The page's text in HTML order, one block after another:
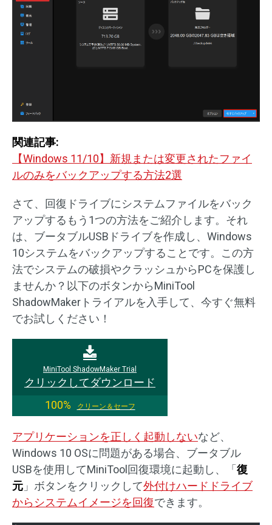
関連記事:
【Windows 11/10】新規または変更されたファイ
ルのみをバックアップする方法2選
さて、回復ドライブにシステムファイルをバック
アップするもう1つの方法をご紹介します。それ
は、ブータブルUSBドライブを作成し、Windows
10システムをバックアップすることです。この方
法でシステムの破損やクラッシュからPCを保護し
ませんか？以下のボタンからMiniTool
ShadowMakerトライアルを入手して、今すぐ無料
でお試しください！
MiniTool ShadowMaker Trial
クリックしてダウンロード
100%
クリーン＆セーフ
アプリケーションを正しく起動しないなど、
Windows 10 OSに問題がある場合、ブータブル
USBを使用してMiniTool回復環境に起動し、「 復
元 」ボタンをクリックして外付けハードドライブ
からシステムイメージを回復できます。